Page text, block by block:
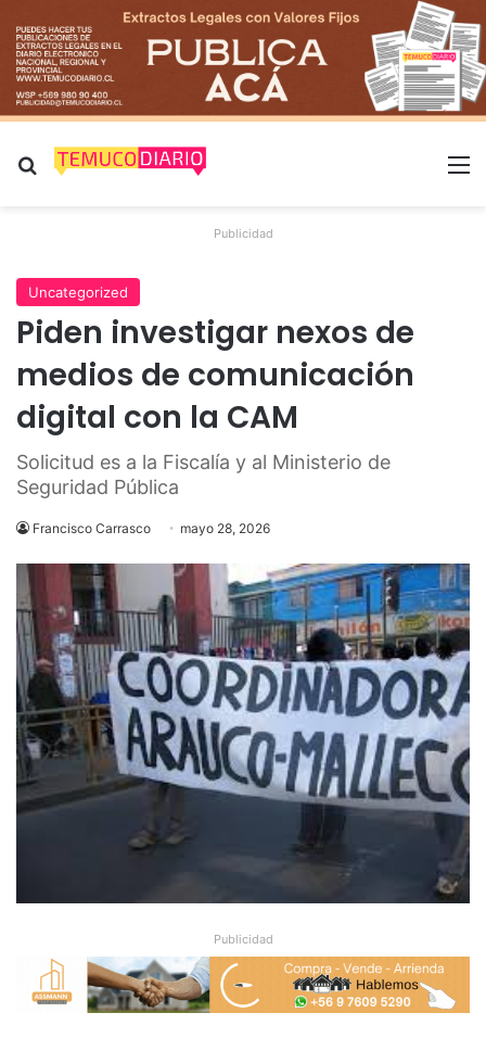
Buscar por
Publicidad
Uncategorized
Piden investigar nexos de
medios de comunicación
digital con la CAM
Solicitud es a la Fiscalía y al Ministerio de
Seguridad Pública
Francisco Carrasco mayo 28, 2026
Publicidad